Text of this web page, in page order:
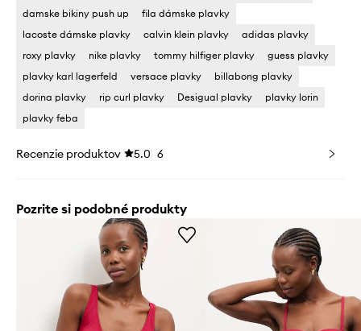
damske bikiny push up
fila dámske plavky
lacoste dámske plavky
calvin klein plavky
adidas plavky
roxy plavky
nike plavky tommy hilfiger plavky
guess plavky
plavky karl lagerfeld
versace plavky
billabong plavky
dorina plavky
rip curl plavky Desigual plavky
plavky lorin
plavky feba
Recenzie produktov 5.0 6
Pozrite si podobné produkty